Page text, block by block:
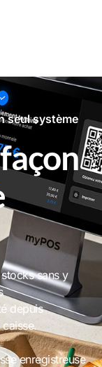
seul système
sans y
depuis
enregistreuse